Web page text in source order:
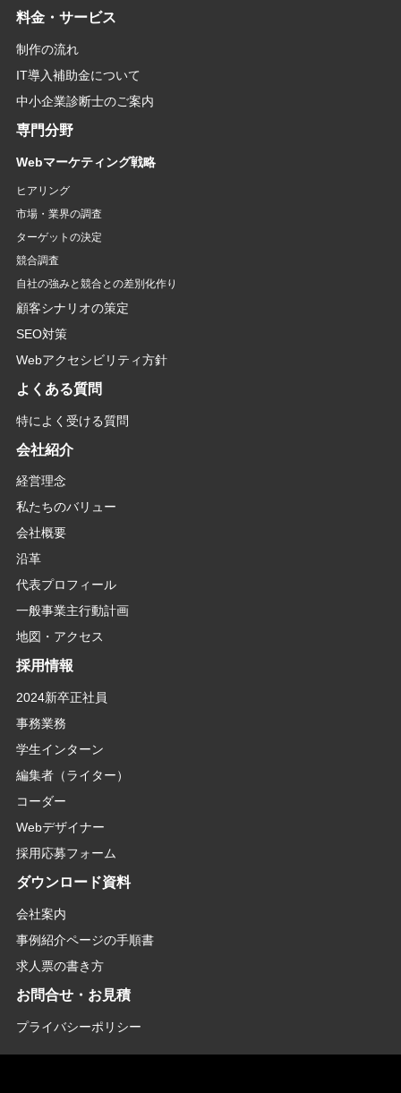
料金・サービス
制作の流れ
IT導入補助金について
中小企業診断士のご案内
専門分野
Webマーケティング戦略
ヒアリング
市場・業界の調査
ターゲットの決定
競合調査
自社の強みと競合との差別化作り
顧客シナリオの策定
SEO対策
Webアクセシビリティ方針
よくある質問
特によく受ける質問
会社紹介
経営理念
私たちのバリュー
会社概要
沿革
代表プロフィール
一般事業主行動計画
地図・アクセス
採用情報
2024新卒正社員
事務業務
学生インターン
編集者（ライター）
コーダー
Webデザイナー
採用応募フォーム
ダウンロード資料
会社案内
事例紹介ページの手順書
求人票の書き方
お問合せ・お見積
プライバシーポリシー